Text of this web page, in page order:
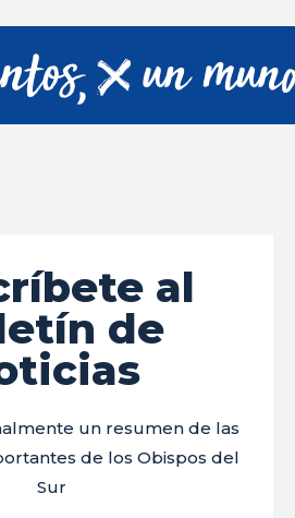
al
de
un resumen de las
de los Obispos del
Sur